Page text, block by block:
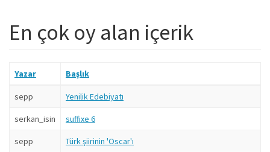
En çok oy alan içerik
Yazar Başlık
sepp Yenilik Edebiyatı
serkan_isin suffixe 6
sepp Türk şiirinin 'Oscar'ı